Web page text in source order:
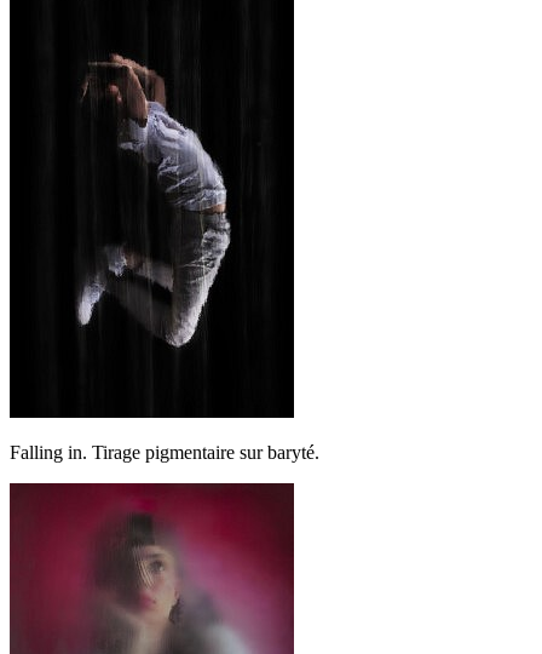
Falling in. Tirage pigmentaire sur baryté.